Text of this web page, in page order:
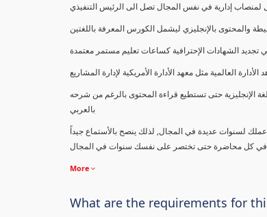
لمنصاب إدارية في نفس المجال تصل الى الرئيس التنفيذي
والمحتوى بالإنجليزي ليشمل الكورس المعرفة باللغتين
الشهادات الإحترافية كساعات تعليم مستمر معتمدة
العالمية مثل معهد الأدارة الأمريكية لإدارة المشاريع
حتى تستطيع قراءة المحتوى بالرغم من شرحه
بالعربي
لسنوات عديدة في المجال, لذلك ينصح بالأستماع جيداً
في كل محاضرة حتى تختصر على نفسك سنوات في المجال
More
What are the requirements for